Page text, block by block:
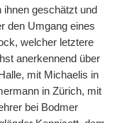
ihnen geschätzt und
den Umgang eines
welcher letztere
anerkennend über
mit Michaelis in
in Zürich, mit
bei Bodmer